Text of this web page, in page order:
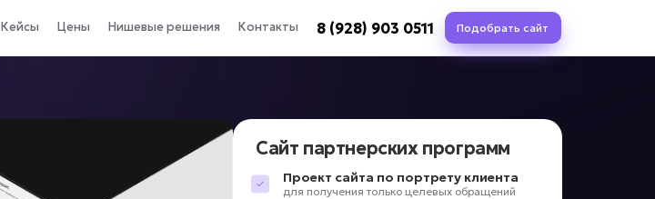
Кейсы Цены Нишевые решения Контакты 8 (928) 903 0511 Подобрать сайт
Сайт партнерских программ
Проект сайта по портрету клиента
для получения только целевых обращений